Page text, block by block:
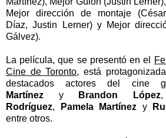
Mejor dirección de montaje (César
Díaz, Justin Lerner) y Mejor
Gálvez).
La película, que se presentó en el
Cine de Toronto, está
destacados actores del cine
Martínez y Brandon López
Rodríguez, Pamela Martínez y
entre otros.